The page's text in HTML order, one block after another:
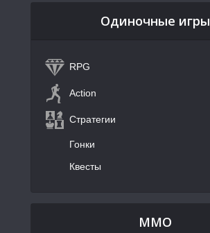
Одиночные игры
RPG
Action
Стратегии
Гонки
Квесты
MMO